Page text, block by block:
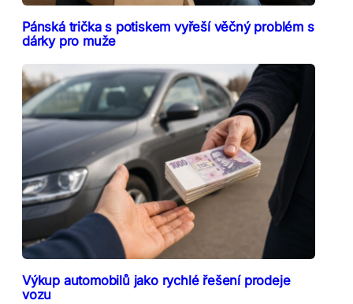
Pánská trička s potiskem vyřeší věčný problém s
dárky pro muže
Výkup automobilů jako rychlé řešení prodeje
vozu